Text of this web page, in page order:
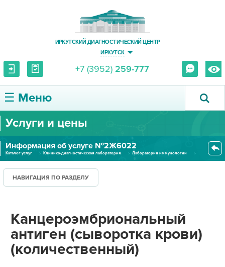
ИРКУТСКИЙ ДИАГНОСТИЧЕСКИЙ ЦЕНТР
ИРКУТСК
+7 (3952) 259-777
☰ Меню
О ЦЕНТРЕ
УСЛУГИ И ЦЕНЫ
ПАЦИЕНТУ
ПРАВОВАЯ ИНФОРМАЦИЯ
Услуги и цены
Информация об услуге №2Ж6022
Каталог услуг Клинико-диагностическая лаборатория
Лаборатория иммунологии
НАВИГАЦИЯ ПО РАЗДЕЛУ
Канцероэмбриональный
антиген (сыворотка крови)
(количественный)